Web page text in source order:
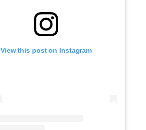
View this post on Instagram